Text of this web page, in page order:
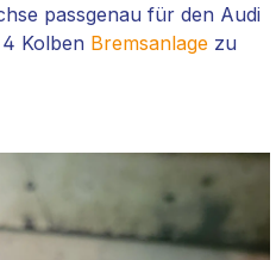
passgenau für den Audi
Kolben Bremsanlage zu